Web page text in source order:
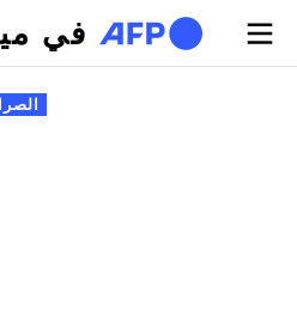
تجاوز إلى المحتوى الرئيسي
في
التبويبات الأساسية